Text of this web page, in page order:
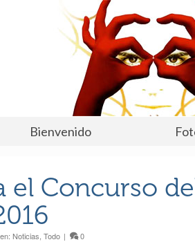
Bienvenido
el Concurso
Noticias ,Todo | 0